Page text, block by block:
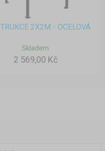
2X2M - OCELOVÁ
Skladem
2 569,00 Kč